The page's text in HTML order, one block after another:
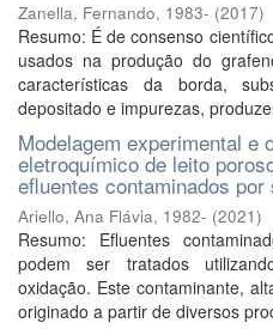
Zanella, Fernando, 1983- (2017)
Resumo: É de consenso
usados na produção do
características da borda,
depositado e impurezas,
Modelagem experimental e
eletroquímico de leito
efluentes contaminados
Ariello, Ana Flávia, 1982- (2021)
Resumo: Efluentes
podem ser tratados
oxidação. Este contaminante,
originado a partir de diversos